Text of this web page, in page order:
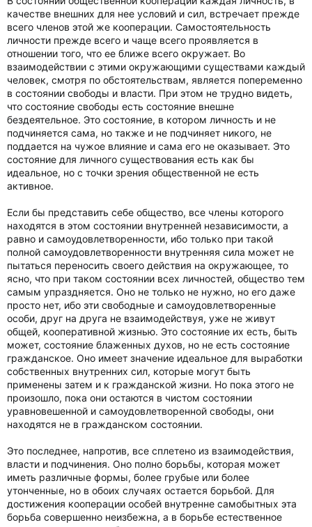
качестве внешних для нее условий и сил, встречает прежде
всего членов этой же кооперации. Самостоятельность
личности прежде всего и чаще всего проявляется в
отношении того, что ее ближе всего окружает. Во
взаимодействии с этими окружающими существами каждый
человек, смотря по обстоятельствам, является попеременно
в состоянии свободы и власти. При этом не трудно видеть,
что состояние свободы есть состояние внешне
бездеятельное. Это состояние, в котором личность и не
подчиняется сама, но также и не подчиняет никого, не
поддается на чужое влияние и сама его не оказывает. Это
состояние для личного существования есть как бы
идеальное, но с точки зрения общественной не есть
активное.
Если бы представить себе общество, все члены которого
находятся в этом состоянии внутренней независимости, а
равно и самоудовлетворенности, ибо только при такой
полной самоудовлетворенности внутренняя сила может не
пытаться переносить своего действия на окружающее, то
ясно, что при таком состоянии всех личностей, общество тем
самым упраздняется. Оно не только не нужно, но его даже
просто нет, ибо эти свободные и самоудовлетворенные
особи, друг на друга не взаимодействуя, уже не живут
общей, кооперативной жизнью. Это состояние их есть, быть
может, состояние блаженных духов, но не есть состояние
гражданское. Оно имеет значение идеальное для выработки
собственных внутренних сил, которые могут быть
применены затем и к гражданской жизни. Но пока этого не
произошло, пока они остаются в чистом состоянии
уравновешенной и самоудовлетворенной свободы, они
находятся не в гражданском состоянии.
Это последнее, напротив, все сплетено из взаимодействия,
власти и подчинения. Оно полно борьбы, которая может
иметь различные формы, более грубые или более
утонченные, но в обоих случаях остается борьбой. Для
достижения кооперации особей внутренне самобытных эта
борьба совершенно неизбежна, а в борьбе естественное